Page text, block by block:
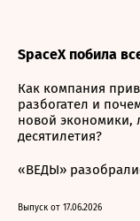
SpaceX побила
Как компания
разбогател и
новой экономики,
десятилетия?
«ВЕДЫ»
Выпуск от 17.06.2026